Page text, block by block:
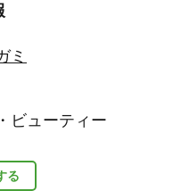
る
ミ
ビューティー